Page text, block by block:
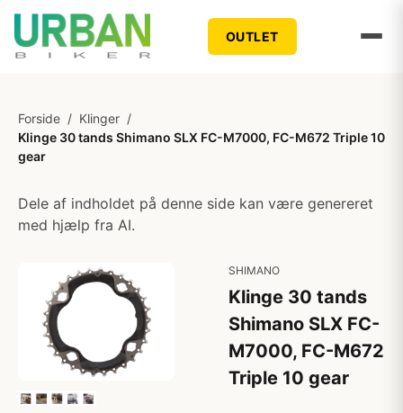
OUTLET
Forside / Klinger /
Klinge 30 tands Shimano SLX FC-M7000, FC-M672 Triple 10
gear
Dele af indholdet på denne side kan være genereret
med hjælp fra AI.
SHIMANO
Klinge 30 tands
Shimano SLX FC-
M7000, FC-M672
Triple 10 gear